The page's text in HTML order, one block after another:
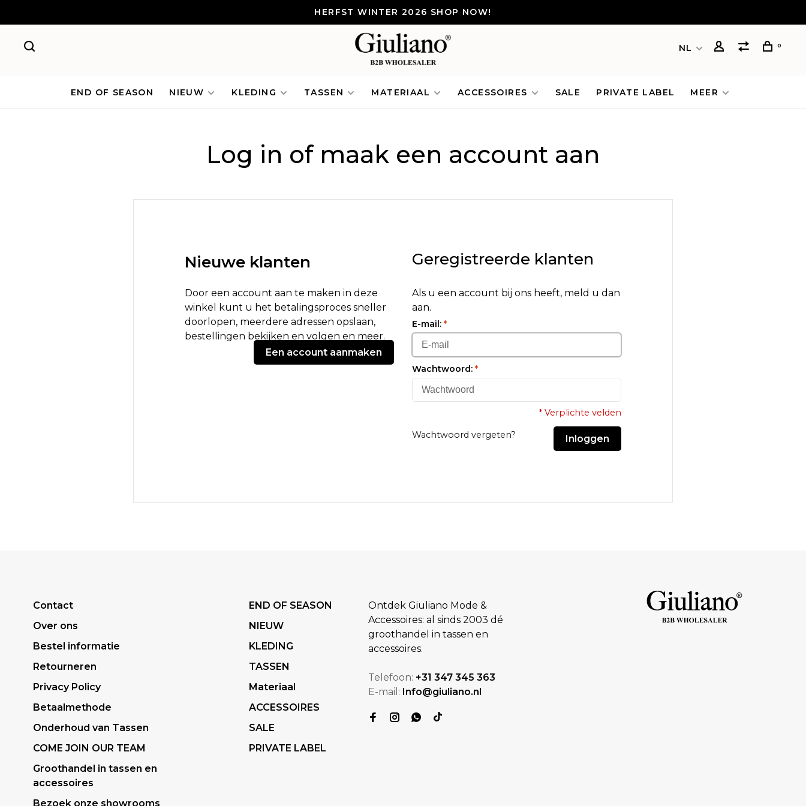
HERFST WINTER 2026 SHOP NOW!
NL 0
END OF SEASON NIEUW KLEDING TASSEN MATERIAAL ACCESSOIRES SALE PRIVATE LABEL MEER
Log in of maak een account aan
Nieuwe klanten
Door een account aan te maken in deze
winkel kunt u het betalingsproces sneller
doorlopen, meerdere adressen opslaan,
bestellingen bekijken en volgen en meer.
Een account aanmaken
Geregistreerde klanten
Als u een account bij ons heeft, meld u dan
aan.
E-mail: *
Wachtwoord: *
* Verplichte velden
Wachtwoord vergeten? Inloggen
Contact
Over ons
Bestel informatie
Retourneren
Privacy Policy
Betaalmethode
Onderhoud van Tassen
COME JOIN OUR TEAM
Groothandel in tassen en
accessoires
Bezoek onze showrooms
END OF SEASON
NIEUW
KLEDING
TASSEN
Materiaal
ACCESSOIRES
SALE
PRIVATE LABEL
Ontdek Giuliano Mode &
Accessoires: al sinds 2003 dé
groothandel in tassen en
accessoires.
Telefoon: +31 347 345 363
E-mail: Info@giuliano.nl